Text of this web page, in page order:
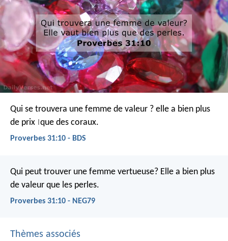
Qui se trouvera une femme de valeur ? elle a bien plus
de prix que des coraux.
Proverbes 31:10 - BDS
Qui peut trouver une femme vertueuse? Elle a bien plus
de valeur que les perles.
Proverbes 31:10 - NEG79
Thèmes associés